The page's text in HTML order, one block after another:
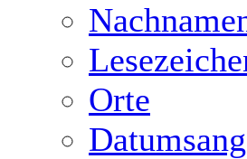
Orte